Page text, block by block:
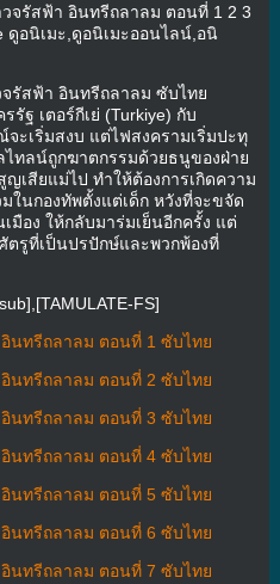
วจรัสฟ้า อินทรีถลาลม ตอนที่ 1 2 3
ดูอนิเมะ,ดูอนิเมะออนไลน์,อนิ
จรัสฟ้า อินทรีถลาลม ซับไทย
ฐ เตอร์กีเย่ (Turkiye) กับ
ะเริ่มสงบ แต่ไฟสงครามเริ่มปะทุ
ไทลน์ถูกฆาตกรรมด้วยธนูของฝ่าย
เสียแม่ไป ทำให้ต้องการเกิดความ
ในกองทัพตั้งแต่เด็ก หวังที่จะขจัด
มือง ให้กลับมาร่มเย็นอีกครั้ง แต่
ตรูที่เป็นปรปักษ์และพวกพ้องที่
FS]
อินทรีถลาลม ตอนที่ 1 ซับไทย
อินทรีถลาลม ตอนที่ 2 ซับไทย
อินทรีถลาลม ตอนที่ 3 ซับไทย
อินทรีถลาลม ตอนที่ 4 ซับไทย
อินทรีถลาลม ตอนที่ 5 ซับไทย
อินทรีถลาลม ตอนที่ 6 ซับไทย
อินทรีถลาลม ตอนที่ 7 ซับไทย